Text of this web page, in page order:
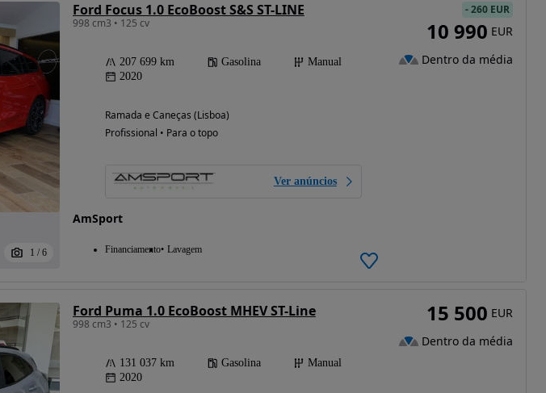
1 / 6
Ford Focus 1.0 EcoBoost S&S ST-LINE
998 cm3 • 125 cv
207 699 km Gasolina
Manual
2020
Ramada e Caneças (Lisboa)
Profissional • Para o topo
Ver anúncios
AmSport
Financiamento Lavagem
-260 EUR
10 990 EUR
Dentro da média
Ford Puma 1.0 EcoBoost MHEV ST-Line
998 cm3 • 125 cv
131 037 km Gasolina
Manual
2020
15 500 EUR
Dentro da média